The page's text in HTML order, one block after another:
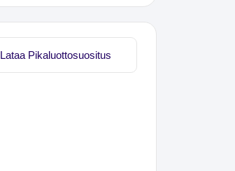
Lataa Pikaluottosuositus